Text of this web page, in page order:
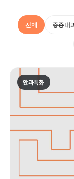
전체 중증내
안과특화